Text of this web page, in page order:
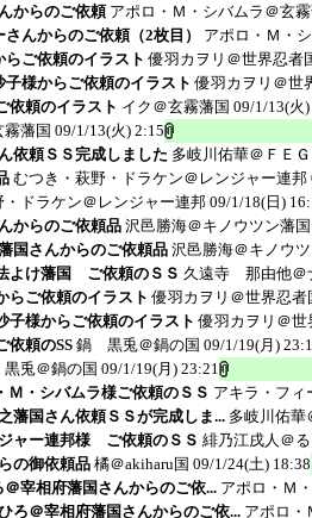
からのご依頼 アポロ・Ｍ・シバムラ＠玄
んからのご依頼（2枚目）
アポロ・Ｍ・
ご依頼のイラスト 優羽カヲリ＠世界忍者
様からご依頼のイラスト 優羽カヲリ＠世
頼のイラスト イク＠玄霧藩国 09/1/13(火
霧藩国 09/1/13(火) 2:15
依頼ＳＳ完成しました 多岐川佑華＠ＦＥＧ
むつき・萩野・ドラケン＠レンジャー連邦
・ドラケン＠レンジャー連邦 09/1/18(日)
からのご依頼品 沢邑勝海＠キノウツン藩国
国さんからのご依頼品 沢邑勝海＠キノウ
よけ藩国 ご依頼のＳＳ 久遠寺 那由他＠
ご依頼のイラスト 優羽カヲリ＠世界忍者
様からご依頼のイラスト 優羽カヲリ＠世
頼のSS 鍋 黒兎＠鍋の国 09/1/19(月)
兎＠鍋の国 09/1/19(月) 23:21
・シバムラ様ご依頼のＳＳ アキラ・フィ
藩国さん依頼ＳＳが完成しま... 多岐川佑華
ャー連邦様 ご依頼のＳＳ 緋乃江戌人＠
の御依頼品 橘＠akiharu国 09/1/24(土) 18:38
宰相府藩国さんからのご依... アポロ・Ｍ
ろ＠宰相府藩国さんからのご依... アポロ・